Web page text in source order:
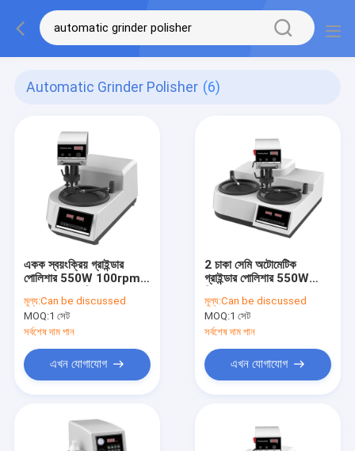
Automatic Grinder Polisher (6)
একক স্বয়ংক্রিয় গ্রাইন্ডার
পোলিশার 550W 100rpm -
মূল্য:Can be discussed
MOQ:1 সেট
সর্বশেষ দাম পান
এখন যোগাযোগ
2 চাকা সেমি অটোমেটিক
গ্রাইন্ডার পোলিশার 550W
মূল্য:Can be discussed
MOQ:1 সেট
সর্বশেষ দাম পান
এখন যোগাযোগ